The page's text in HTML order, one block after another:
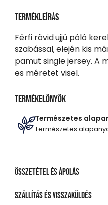
Termékleírás
Férfi rövid ujjú póló
szabással, elején kis
pamut single jersey. A
es méretet visel.
Termékelőnyök
Természetes
Természetes
Összetétel és ápolás
ANYAGÖSSZETÉTEL
Szállítás és visszaküldés